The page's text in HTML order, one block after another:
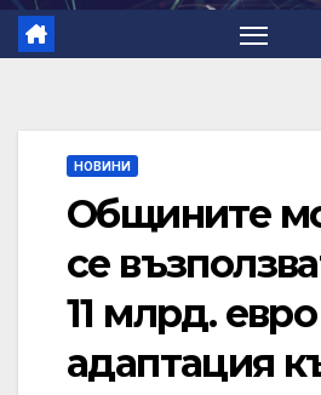
НОВИНИ
Общините
се
11 млрд.
адаптация